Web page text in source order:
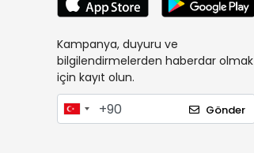
Kampanya, duyuru ve
bilgilendirmelerden haberdar olmak
için kayıt olun.
Gönder